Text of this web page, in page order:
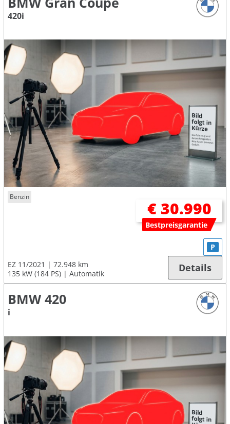
420i
Benzin
€ 30.990
Bestpreisgarantie
EZ 11/2021
72.948 km
135 kW (184 PS)
Automatik
P
Details
BMW 420
i